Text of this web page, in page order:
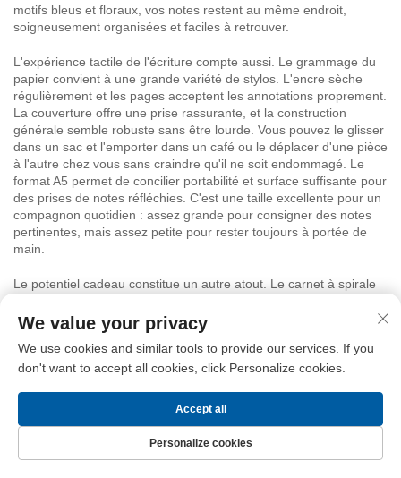
motifs bleus et floraux, vos notes restent au même endroit,
soigneusement organisées et faciles à retrouver.
L'expérience tactile de l'écriture compte aussi. Le grammage du
papier convient à une grande variété de stylos. L'encre sèche
régulièrement et les pages acceptent les annotations proprement.
La couverture offre une prise rassurante, et la construction
générale semble robuste sans être lourde. Vous pouvez le glisser
dans un sac et l'emporter dans un café ou le déplacer d'une pièce
à l'autre chez vous sans craindre qu'il ne soit endommagé. Le
format A5 permet de concilier portabilité et surface suffisante pour
des prises de notes réfléchies. C'est une taille excellente pour un
compagnon quotidien : assez grande pour consigner des notes
pertinentes, mais assez petite pour rester toujours à portée de
main.
Le potentiel cadeau constitue un autre atout. Le carnet à spirale
collègues, des amis ou des membres de la famille qui apprécient
les articles de papeterie et aiment écrire. Son design attrayant et
sa mise en page pratique conviennent à de nombreux goûts.
Offrez-le comme cadeau de bienvenue à une personne qui
nouveau semestre ou à un ami passionné de tenue de journal. Le
attrait universel, adapté à tous les âges et à tous les styles.
We value your privacy
We use cookies and similar tools to provide our services. If you
don't want to accept all cookies, click Personalize cookies.
Personalize cookies
Accept all